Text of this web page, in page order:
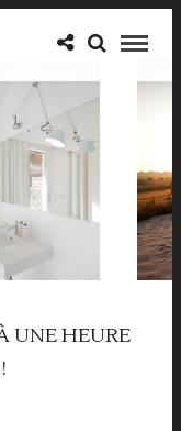
UNE HEURE